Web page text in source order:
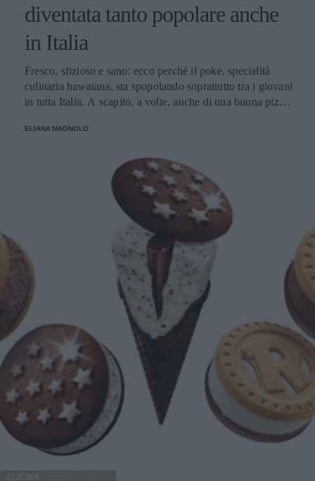
diventata tanto popolare anche
in Italia
Fresco, sfizioso e sano: ecco perché il poke, specialità
culinaria hawaiana, sta spopolando soprattutto tra i giovani
in tutta Italia. A scapito, a volte, anche di una buona pizza.
ELIANA MAGNOLO
CUCINA